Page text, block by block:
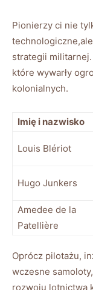
Pionierzy ci nie
strategii
które wywarły
kolonialnych.
Imię i nazwisko
Louis Blériot
Hugo Junkers
Amedee de la
Patellière
Oprócz pilotażu,
wczesne
rozwoju lotnictwa